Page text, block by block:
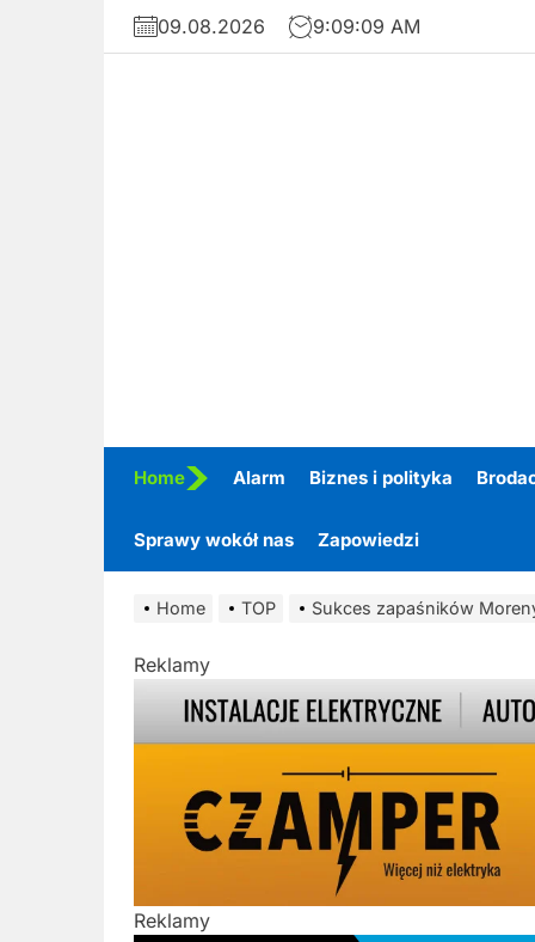
Skip
09.08.2026 9:09:11 AM
Home Alarm Biznes i polityka
Sprawy wokół nas Zapowiedzi
Home TOP Sukces zapaśników
Reklamy
Reklamy